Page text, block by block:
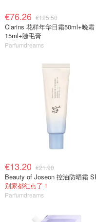
€76.26 €125.50
Clarins 花样年华日霜50ml+晚霜
15ml+睫毛膏
Parfumdreams
€13.20 €21.90
别家都红点了！
Parfumdreams